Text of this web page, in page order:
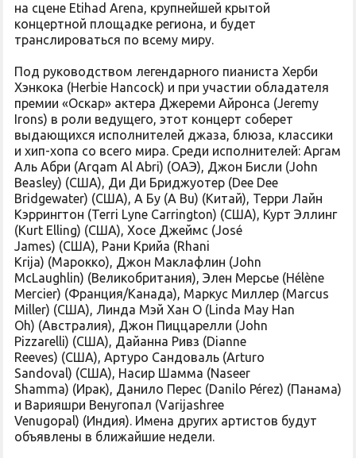
на сцене Etihad Arena, крупнейшей крытой
концертной площадке региона, и будет
транслироваться по всему миру.
Под руководством легендарного пианиста Херби
Хэнкока (Herbie Hancock) и при участии обладателя
премии «Оскар» актера Джереми Айронса (Jeremy
Irons) в роли ведущего, этот концерт соберет
выдающихся исполнителей джаза, блюза, классики
и хип-хопа со всего мира. Среди исполнителей: Аргам
Аль Абри (Arqam Al Abri) (ОАЭ), Джон Бисли (John
Beasley) (США), Ди Ди Бриджуотер (Dee Dee
Bridgewater) (США), А Бу (A Bu) (Китай), Терри Лайн
Кэррингтон (Terri Lyne Carrington) (США), Курт Эллинг
(Kurt Elling) (США), Хосе Джеймс (José
James) (США), Рани Крийа (Rhani
Krija) (Марокко), Джон Маклафлин (John
McLaughlin) (Великобритания), Элен Мерсье (Hélène
Mercier) (Франция/Канада), Маркус Миллер (Marcus
Miller) (США), Линда Мэй Хан О (Linda May Han
Oh) (Австралия), Джон Пиццарелли (John
Pizzarelli) (США), Дайанна Ривз (Dianne
Reeves) (США), Артуро Сандоваль (Arturo
Sandoval) (США), Насир Шамма (Naseer
Shamma) (Ирак), Данило Перес (Danilo Pérez) (Панама)
и Варияшри Венугопал (Varijashree
Venugopal) (Индия). Имена других артистов будут
объявлены в ближайшие недели.